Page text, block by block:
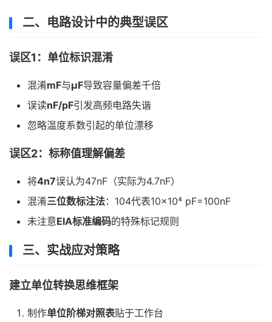
二、电路设计中的典型误区
误区1：单位标识混淆
混淆mF与μF导致容量偏差千倍
误读nF/pF引发高频电路失谐
忽略温度系数引起的单位漂移
误区2：标称值理解偏差
将4n7误认为47nF（实际为4.7nF）
混淆三位数标注法：104代表10×10⁴ pF=100nF
未注意EIA标准编码的特殊标记规则
三、实战应对策略
建立单位转换思维框架
制作单位阶梯对照表贴于工作台